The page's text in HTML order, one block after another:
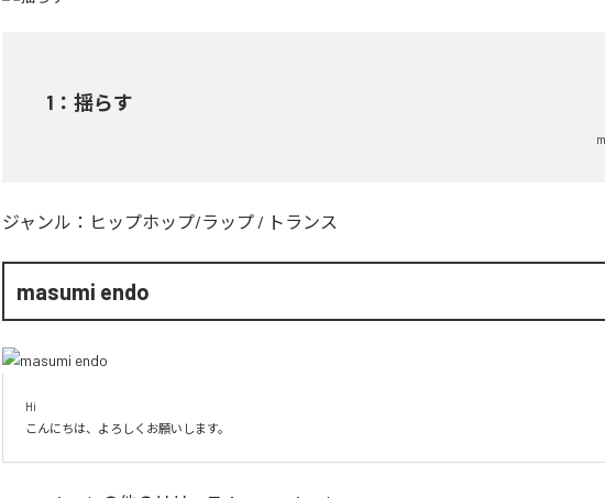
1 ： 揺らす
ジャンル： ヒップホップ/ラップ / トランス
masumi endo
Hi
こんにちは、よろしくお願いします。